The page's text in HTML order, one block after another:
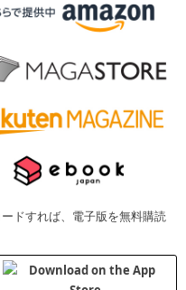
ドすれば、電子版を無料購読